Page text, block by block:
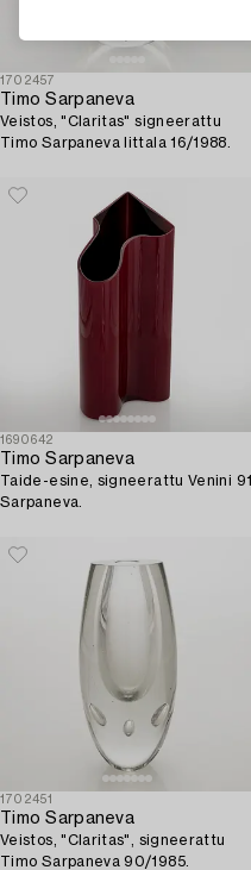
1702457
Timo Sarpaneva
Veistos, "Claritas" signeerattu
Timo Sarpaneva Iittala 16/1988.
1690642
Timo Sarpaneva
Taide-esine, signeerattu Venini 91
Sarpaneva.
1702451
Timo Sarpaneva
Veistos, "Claritas", signeerattu
Timo Sarpaneva 90/1985.